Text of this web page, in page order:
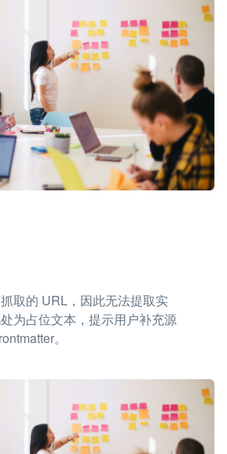
取的 URL，因此无法提取实
为占位文本，提示用户补充源
。